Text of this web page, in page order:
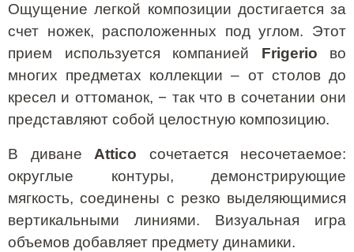
Ощущение легкой композиции достигается за
счет ножек, расположенных под углом. Этот
прием используется компанией Frigerio во
многих предметах коллекции – от столов до
кресел и оттоманок, − так что в сочетании они
представляют собой целостную композицию.
В диване Attico сочетается несочетаемое:
округлые контуры, демонстрирующие
мягкость, соединены с резко выделяющимися
вертикальными линиями. Визуальная игра
объемов добавляет предмету динамики.